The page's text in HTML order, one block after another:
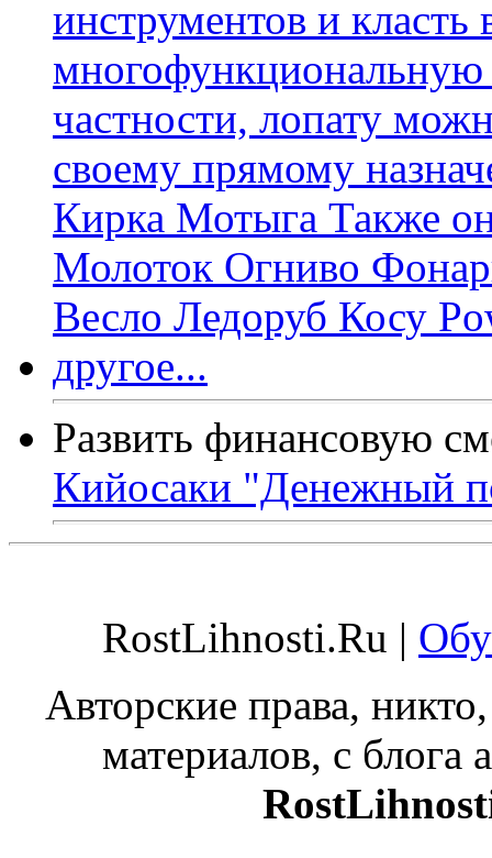
Развить финансовую
Кийосаки "Денежный
RostLihnosti.Ru |
Авторские права,
материалов, с блога